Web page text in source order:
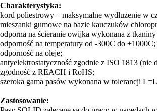
Charakterystyka:
kord poliestrowy – maksymalne wydłużenie w
mieszanki gumowe na bazie kauczuków
odporna na ścieranie owijka wykonana z
odporność na temperatury od -300C do +1000C;
odporność na oleje;
antyelektrostatyczność zgodnie z ISO 1813 (nie
zgodność z REACH i RoHS;
szeroka gama pasów wykonana w tolerancji
Zastosowanie: